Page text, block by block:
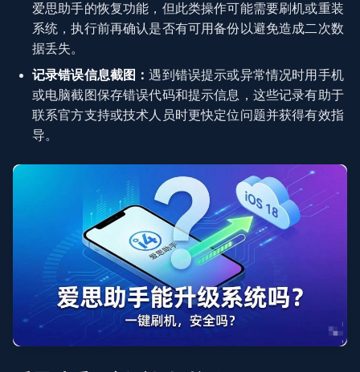
爱思助手的恢复功能，但此类操作可能需要刷机或重装
系统，执行前再确认是否有可用备份以避免造成二次数
据丢失。
记录错误信息截图：遇到错误提示或异常情况时用手机
或电脑截图保存错误代码和提示信息，这些记录有助于
联系官方支持或技术人员时更快定位问题并获得有效指
导。